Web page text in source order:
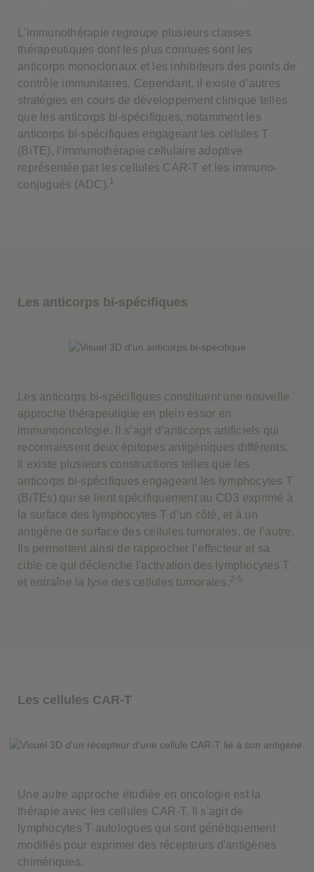
L'immunothérapie regroupe plusieurs classes
thérapeutiques dont les plus connues sont les
anticorps monoclonaux et les inhibiteurs des points de
contrôle immunitaires. Cependant, il existe d’autres
stratégies en cours de développement clinique telles
que les anticorps bi-spécifiques, notamment les
anticorps bi-spécifiques engageant les cellules T
(BiTE), l'immunothérapie cellulaire adoptive
représentée par les cellules CAR-T et les immuno-
conjugués (ADC).1
Les anticorps bi-spécifiques
Les anticorps bi-spécifiques constituent une nouvelle
approche thérapeutique en plein essor en
immunooncologie. Il s’agit d’anticorps artificiels qui
reconnaissent deux épitopes antigéniques différents.
Il existe plusieurs constructions telles que les
anticorps bi-spécifiques engageant les lymphocytes T
(BiTEs) qui se lient spécifiquement au CD3 exprimé à
la surface des lymphocytes T d’un côté, et à un
antigène de surface des cellules tumorales, de l’autre.
Ils permettent ainsi de rapprocher l’effecteur et sa
cible ce qui déclenche l'activation des lymphocytes T
et entraîne la lyse des cellules tumorales.2-5
Les cellules CAR-T
Une autre approche étudiée en oncologie est la
thérapie avec les cellules CAR-T. Il s'agit de
lymphocytes T autologues qui sont génétiquement
modifiés pour exprimer des récepteurs d'antigènes
chimériques.